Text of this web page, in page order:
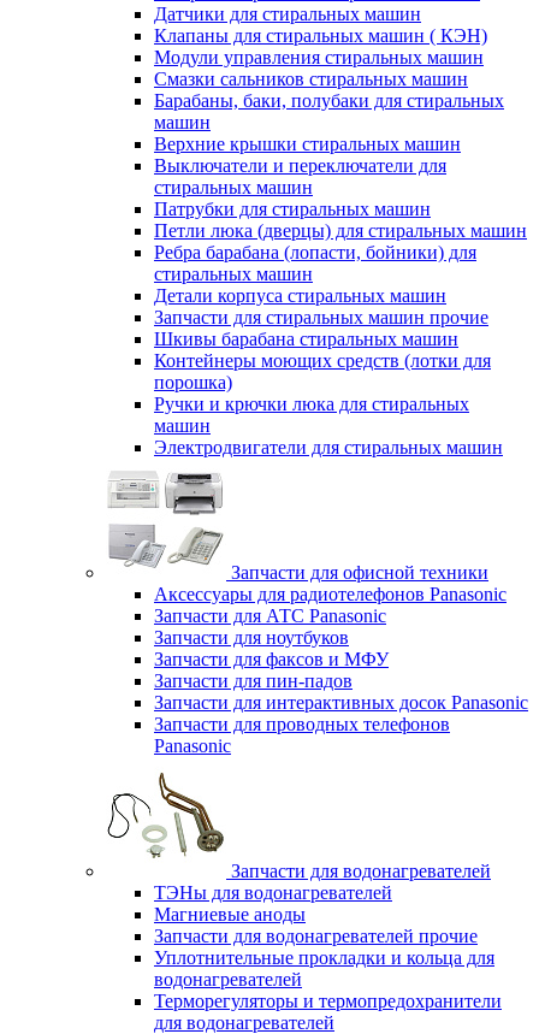
Датчики для стиральных машин
Клапаны для стиральных машин ( КЭН)
Модули управления стиральных машин
Смазки сальников стиральных машин
Барабаны, баки, полубаки для стиральных
машин
Верхние крышки стиральных машин
Выключатели и переключатели для
стиральных машин
Патрубки для стиральных машин
Петли люка (дверцы) для стиральных машин
Ребра барабана (лопасти, бойники) для
стиральных машин
Детали корпуса стиральных машин
Запчасти для стиральных машин прочие
Шкивы барабана стиральных машин
Контейнеры моющих средств (лотки для
порошка)
Ручки и крючки люка для стиральных
машин
Электродвигатели для стиральных машин
Запчасти для офисной техники
Аксессуары для радиотелефонов Panasonic
Запчасти для АТС Panasonic
Запчасти для ноутбуков
Запчасти для факсов и МФУ
Запчасти для пин-падов
Запчасти для интерактивных досок Panasonic
Запчасти для проводных телефонов
Panasonic
Запчасти для водонагревателей
ТЭНы для водонагревателей
Магниевые аноды
Запчасти для водонагревателей прочие
Уплотнительные прокладки и кольца для
водонагревателей
Терморегуляторы и термопредохранители
для водонагревателей